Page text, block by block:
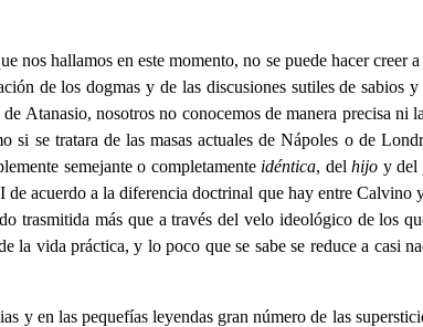
hallamos en este momento, no se puede hacer creer
de los dogmas y de las discusiones sutiles de sabios
Atanasio, nosotros no conocemos de manera precisa ni
se tratara de las masas actuales de Nápoles o de
semejante o completamente idéntica, delhijo y del
acuerdo a la diferencia doctrinal que hay entre Calvino
trasmitida más que a través del velo ideológico de los
vida práctica, y lo poco que se sabe se reduce a casi
y en las pequefías leyendas gran número de las